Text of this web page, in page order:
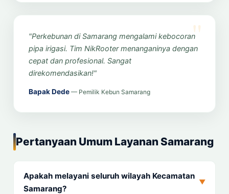
"Perkebunan di Samarang mengalami kebocoran
pipa irigasi. Tim NikRooter menanganinya dengan
cepat dan profesional. Sangat
direkomendasikan!"
Bapak Dede — Pemilik Kebun Samarang
Pertanyaan Umum Layanan Samarang
Apakah melayani seluruh wilayah Kecamatan
Samarang?
▼